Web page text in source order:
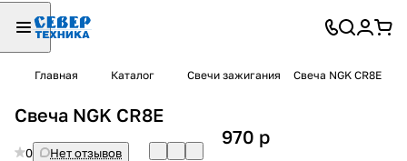
Главная Каталог Свечи зажигания Свеча NGK CR8E
Свеча NGK CR8E
0 Нет отзывов
970 p